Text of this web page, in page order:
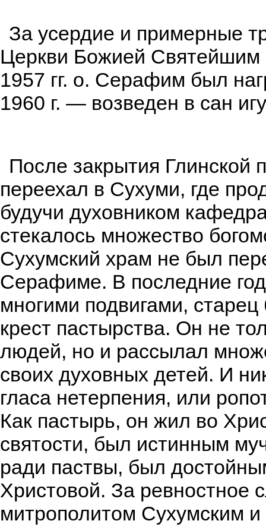
За усердие и примерные
Церкви Божией Святейшим
1957 гг. о. Серафим был
1960 г. — возведен в сан
После закрытия
переехал в Сухуми, где
будучи духовником
стекалось множество
Сухумский храм не был
Серафиме. В последние
многими подвигами,
крест пастырства. Он не
людей, но и рассылал
своих духовных детей. И
гласа нетерпения, или
Как пастырь, он жил во
святости, был истинным
ради паствы, был
Христовой. За ревностное
митрополитом Сухумским